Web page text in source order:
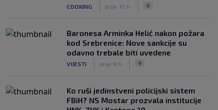
COOKING prije 10 h 0
Baronesa Arminka Helić nakon požara
kod Srebrenice: Nove sankcije su
odavno trebale biti uvedene
VIJESTI prije 8 h 0
Ko ruši jedinstveni policijski sistem
FBiH? NS Mostar prozvala institucije